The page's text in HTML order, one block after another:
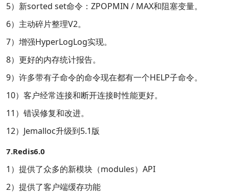
5）新sorted set命令：ZPOPMIN / MAX和阻塞变量。
6）主动碎片整理V2。
7）增强HyperLogLog实现。
8）更好的内存统计报告。
9）许多带有子命令的命令现在都有一个HELP子命令。
10）客户经常连接和断开连接时性能更好。
11）错误修复和改进。
12）Jemalloc升级到5.1版
7.Redis6.0
1）提供了众多的新模块（modules）API
2）提供了客户端缓存功能